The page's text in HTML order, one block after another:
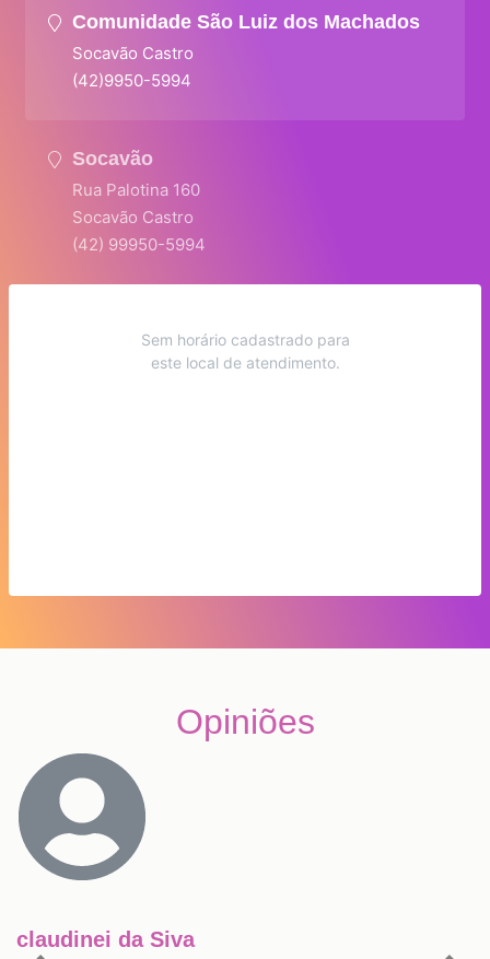
Comunidade São Luiz dos Machados
Socavão Castro
(42)9950-5994
Socavão
Rua Palotina 160
Socavão Castro
(42) 99950-5994
Sem horário cadastrado para
este local de atendimento.
Opiniões
claudinei da Siva